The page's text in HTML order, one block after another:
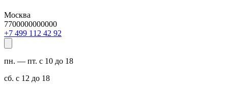
Москва
7700000000000
29 24 211 994 7+
пн. — пт. с 10 до 18
сб. с 12 до 18